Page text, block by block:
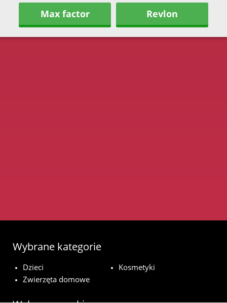
Max factor Revlon
Wybrane kategorie
Dzieci
Kosmetyki
Zwierzęta domowe